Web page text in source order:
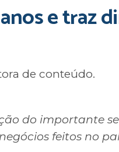
e traz
de conteúdo.
do importante
feitos no